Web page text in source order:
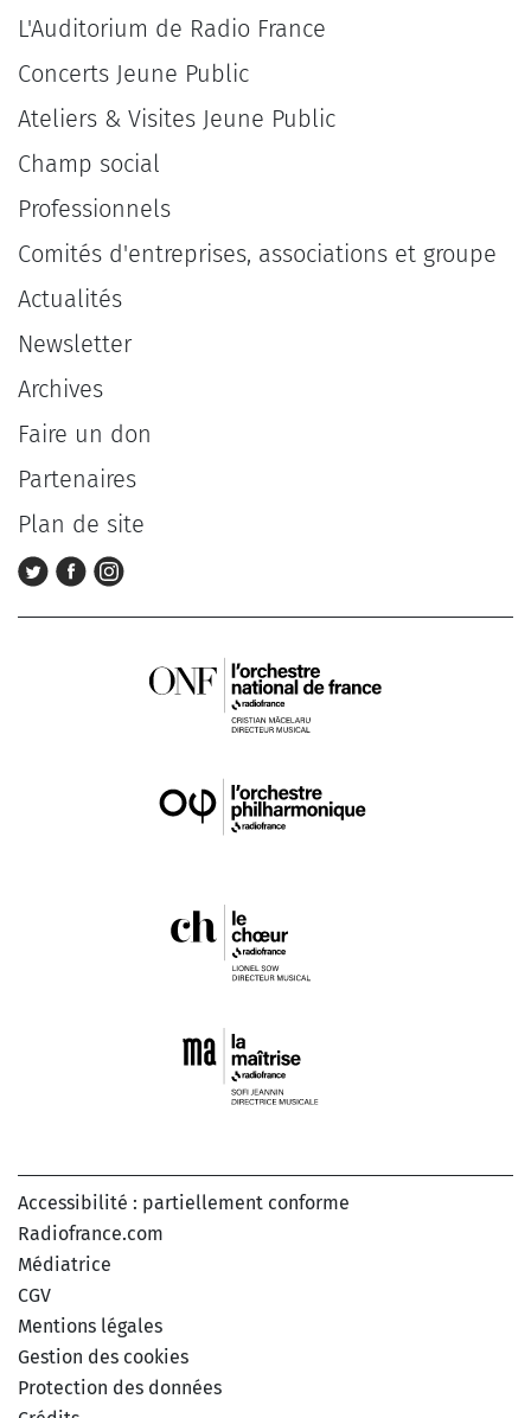
L'Auditorium de Radio France
Concerts Jeune Public
Ateliers & Visites Jeune Public
Champ social
Professionnels
Comités d'entreprises, associations et groupe
Actualités
Newsletter
Archives
Faire un don
Partenaires
Plan de site
Accessibilité : partiellement conforme
Radiofrance.com
Médiatrice
CGV
Mentions légales
Gestion des cookies
Protection des données